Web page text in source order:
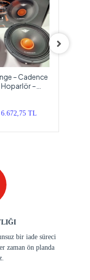
– Cadence
–
M65 900w
6.672,75 TL
bir iade süreci
zaman ön planda